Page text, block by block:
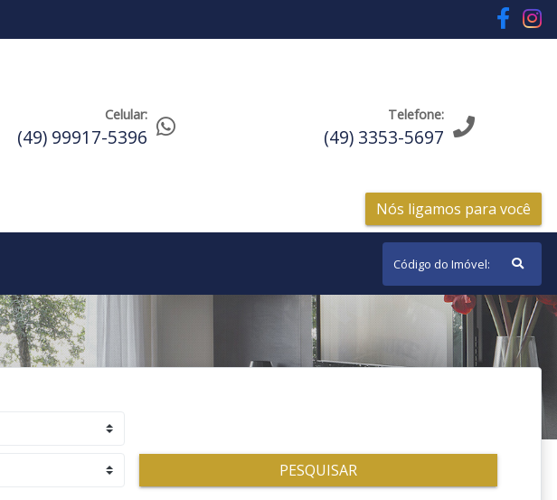
Celular:
(49) 99917-5396
Telefone:
(49) 3353-5697
Nós ligamos para você
PESQUISAR